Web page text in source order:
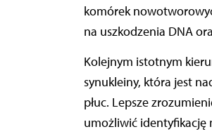
komórek
na uszkodzenia DNA
Kolejnym istotnym
synukleiny, która jest
płuc. Lepsze
umożliwić identyfikację